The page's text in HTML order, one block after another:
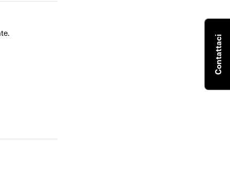
Contattaci